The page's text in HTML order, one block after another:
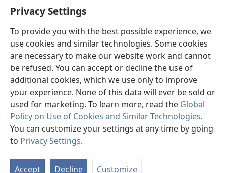
Privacy Settings
To provide you with the best possible experience, we
use cookies and similar technologies. Some cookies
are necessary to make our website work and cannot
be refused. You can accept or decline the use of
additional cookies, which we use only to improve
your experience. None of this data will ever be sold or
used for marketing. To learn more, read the Global
Policy on Use of Cookies and Similar Technologies.
You can customize your settings at any time by going
to Privacy Settings.
Accept Decline Customize
window)Watchtower MAKTABA KWENYE MTANDAO™
new
window)JW Hub ®
(opens
new
window)
®
Watchtower Library
Copyright
© 2026 Watch Tower Bible and Tract Society of Pennsylvania.
MASHARTI YA MATUMIZI